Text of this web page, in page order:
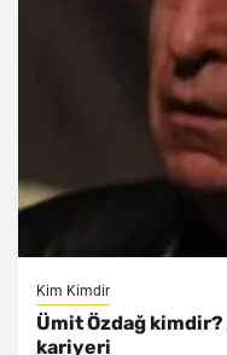
Kim Kimdir
Ümit Özdağ kimdir?
kariyeri